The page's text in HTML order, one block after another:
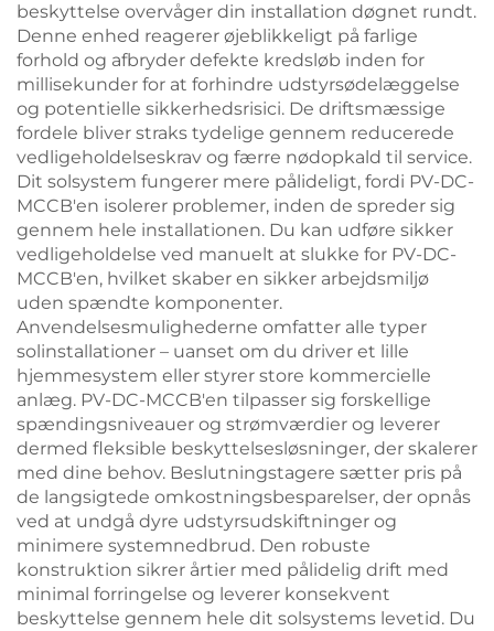
beskyttelse overvåger din installation døgnet rundt.
Denne enhed reagerer øjeblikkeligt på farlige
forhold og afbryder defekte kredsløb inden for
millisekunder for at forhindre udstyrsødelæggelse
og potentielle sikkerhedsrisici. De driftsmæssige
fordele bliver straks tydelige gennem reducerede
vedligeholdelseskrav og færre nødopkald til service.
Dit solsystem fungerer mere pålideligt, fordi PV-DC-
MCCB'en isolerer problemer, inden de spreder sig
gennem hele installationen. Du kan udføre sikker
vedligeholdelse ved manuelt at slukke for PV-DC-
MCCB'en, hvilket skaber en sikker arbejdsmiljø
uden spændte komponenter.
Anvendelsesmulighederne omfatter alle typer
solinstallationer – uanset om du driver et lille
hjemmesystem eller styrer store kommercielle
anlæg. PV-DC-MCCB'en tilpasser sig forskellige
spændingsniveauer og strømværdier og leverer
dermed fleksible beskyttelsesløsninger, der skalerer
med dine behov. Beslutningstagere sætter pris på
de langsigtede omkostningsbesparelser, der opnås
ved at undgå dyre udstyrsudskiftninger og
minimere systemnedbrud. Den robuste
konstruktion sikrer årtier med pålidelig drift med
minimal forringelse og leverer konsekvent
beskyttelse gennem hele dit solsystems levetid. Du